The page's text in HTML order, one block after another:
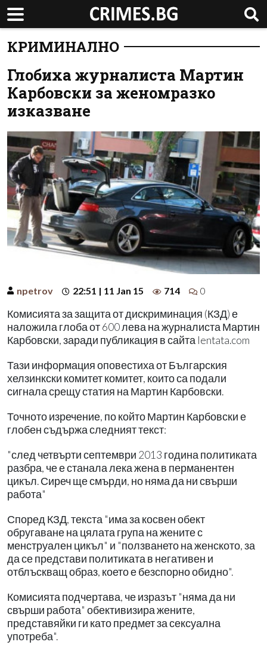
КРИМИНАЛНО
Глобиха журналиста Мартин
Карбовски за женомразко
изказване
npetrov 22:51 | 11 Jan 15 714 0
Комисията за защита от дискриминация (КЗД) е
наложила глоба от 600 лева на журналиста Мартин
Карбовски, заради публикация в сайта lentata.com
Тази информация оповестиха от Българския
хелзинкски комитет комитет, които са подали
сигнала срещу статия на Мартин Карбовски.
Точното изречение, по който Мартин Карбовски е
глобен съдържа следният текст:
"след четвърти септември 2013 година политиката
разбра, че е станала лека жена в перманентен
цикъл. Сиреч ще смърди, но няма да ни свърши
работа"
Според КЗД, текста "има за косвен обект
обругаване на цялата група на жените с
менструален цикъл" и "ползването на женското, за
да се представи политиката в негативен и
отблъскващ образ, което е безспорно обидно".
Комисията подчертава, че изразът "няма да ни
свърши работа" обективизира жените,
представяйки ги като предмет за сексуална
употреба".